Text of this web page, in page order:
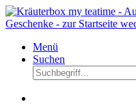
Menü
Suchen